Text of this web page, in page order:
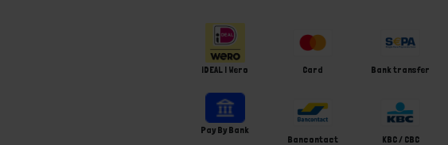
iDEAL | Wero Card Bank transfer
Pay By Bank
Bancontact
KBC / CBC